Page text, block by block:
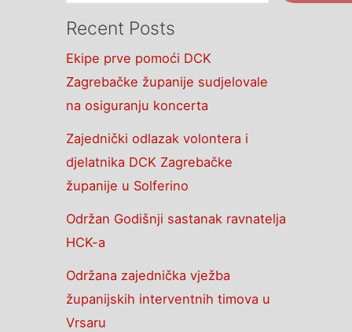
Recent Posts
Ekipe prve pomoći DCK
Zagrebačke županije sudjelovale
na osiguranju koncerta
Zajednički odlazak volontera i
djelatnika DCK Zagrebačke
županije u Solferino
Održan Godišnji sastanak ravnatelja
HCK-a
Održana zajednička vježba
županijskih interventnih timova u
Vrsaru